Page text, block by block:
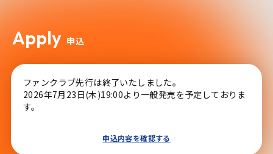
Apply 申込
ファンクラブ先行は終了いたしました。
2026年7月23日(木)19:00より一般発売を予定しておりま
す。
申込内容を確認する